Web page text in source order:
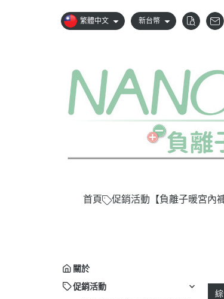
繁體中文 新台幣
首頁 促銷活動 【負離子暖宮內
關於
促銷活動